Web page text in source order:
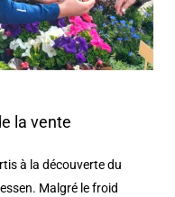
la vente
à la découverte du
Malgré le froid